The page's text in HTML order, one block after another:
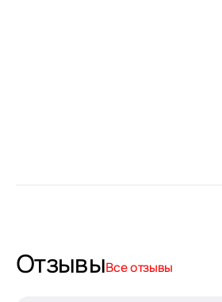
ОтзывыВсе отзывы